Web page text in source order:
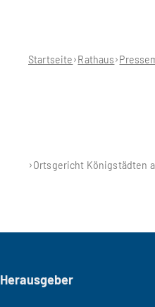
hier:Startseite Rathaus
Ortsgericht Königstädten
Seitenfuß
Herausgeber